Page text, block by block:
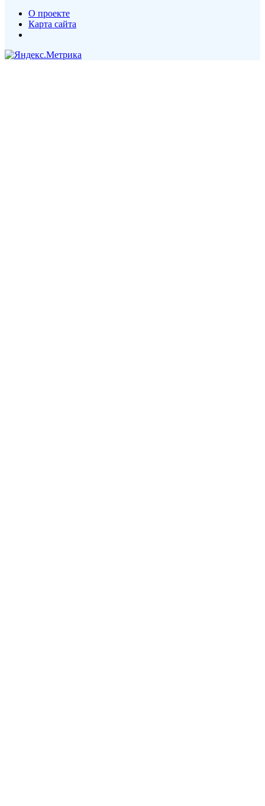
О проекте
Карта сайта